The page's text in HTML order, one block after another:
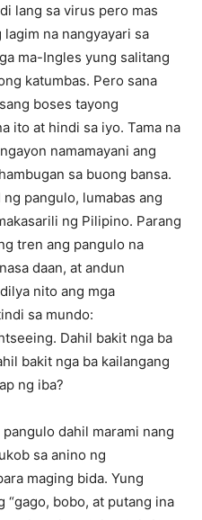
lang sa virus pero mas
na nangyayari sa
ma-Ingles yung salitang
katumbas. Pero sana
boses tayong
ito at hindi sa iyo. Tama na
namamayani ang
sa buong bansa.
pangulo, lumabas ang
ng Pilipino. Parang
tren ang pangulo na
daan, at andun
nito ang mga
sa mundo:
Dahil bakit nga ba
bakit nga ba kailangang
ng iba?
dahil marami nang
sa anino ng
maging bida. Yung
“gago, bobo, at putang ina